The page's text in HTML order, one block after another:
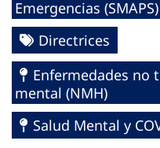
Emergencias (SMAPS)
Directrices
Enfermedades no
mental (NMH)
Salud Mental y